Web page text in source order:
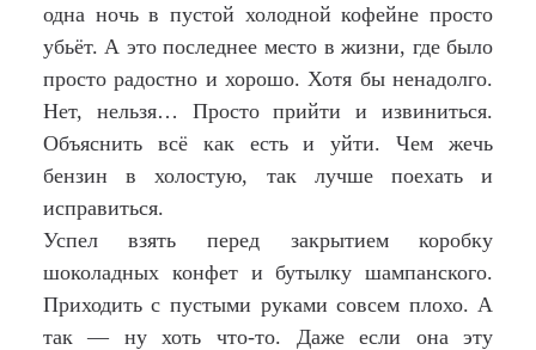
одна ночь в пустой холодной кофейне просто
убьёт. А это последнее место в жизни, где было
просто радостно и хорошо. Хотя бы ненадолго.
Нет, нельзя… Просто прийти и извиниться.
Объяснить всё как есть и уйти. Чем жечь
бензин в холостую, так лучше поехать и
исправиться.
Успел взять перед закрытием коробку
шоколадных конфет и бутылку шампанского.
Приходить с пустыми руками совсем плохо. А
так — ну хоть что-то. Даже если она эту